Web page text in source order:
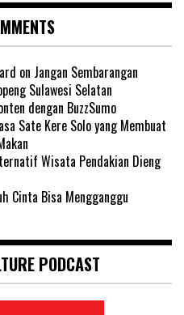
on Jangan Sembarangan
Sulawesi Selatan
dengan BuzzSumo
Sate Kere Solo yang Membuat
Wisata Pendakian Dieng
Cinta Bisa Mengganggu
PODCAST